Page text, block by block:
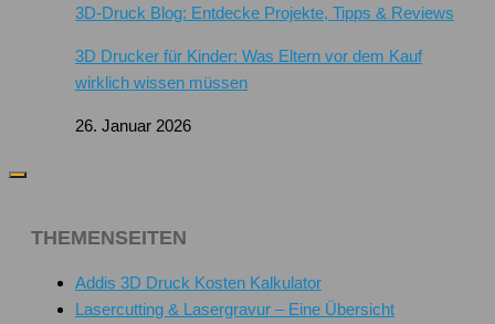
3D-Druck Blog: Entdecke Projekte, Tipps & Reviews
3D Drucker für Kinder: Was Eltern vor dem Kauf
wirklich wissen müssen
26. Januar 2026
THEMENSEITEN
Addis 3D Druck Kosten Kalkulator
Lasercutting & Lasergravur – Eine Übersicht